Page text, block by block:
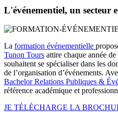
L'événementiel, un secteur
La formation événementielle
Tunon Tours attire chaque année
souhaitent se spécialiser dans les
de l’organisation d’événements.
Bachelor Relations Publiques &
référence académique et
JE TÉLÉCHARGE LA